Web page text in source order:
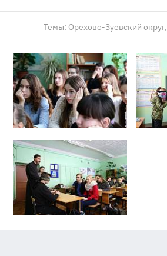
Темы: Орехово-Зуевский округ,